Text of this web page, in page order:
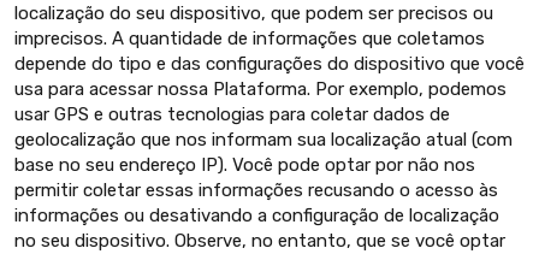
localização do seu dispositivo, que podem ser precisos ou
imprecisos. A quantidade de informações que coletamos
depende do tipo e das configurações do dispositivo que você
usa para acessar nossa Plataforma. Por exemplo, podemos
usar GPS e outras tecnologias para coletar dados de
geolocalização que nos informam sua localização atual (com
base no seu endereço IP). Você pode optar por não nos
permitir coletar essas informações recusando o acesso às
informações ou desativando a configuração de localização
no seu dispositivo. Observe, no entanto, que se você optar